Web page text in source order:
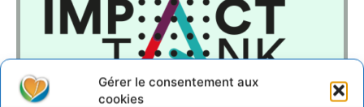
Gérer le consentement aux
cookies